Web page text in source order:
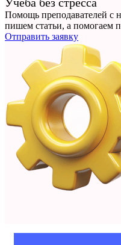
Помощь преподавателей с
пишем статьи, а помогаем
Отправить заявку